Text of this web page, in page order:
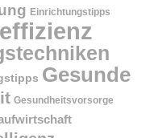
Einrichtungstipps
Gesunde
Gesundheitsvorsorge